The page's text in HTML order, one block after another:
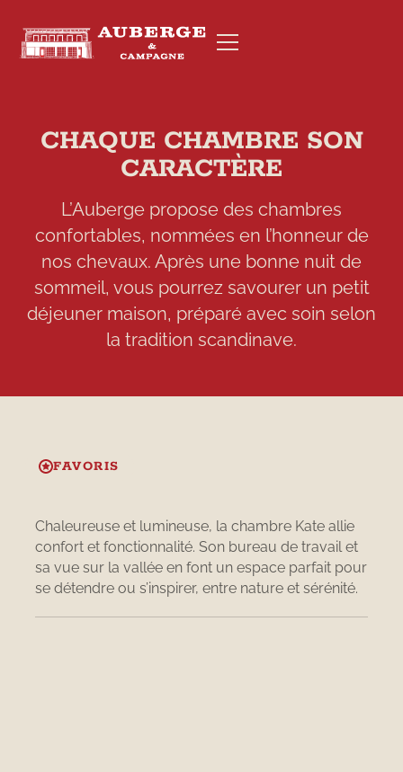
CHAQUE CHAMBRE SON
CARACTÈRE
L’Auberge propose des chambres
confortables, nommées en l’honneur de
nos chevaux. Après une bonne nuit de
sommeil, vous pourrez savourer un petit
déjeuner maison, préparé avec soin selon
la tradition scandinave.
Chaleureuse et lumineuse, la chambre Kate allie
confort et fonctionnalité. Son bureau de travail et
sa vue sur la vallée en font un espace parfait pour
se détendre ou s’inspirer, entre nature et sérénité.
FAVORIS